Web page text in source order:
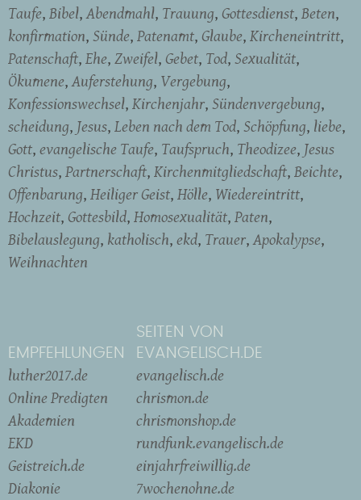
Taufe Bibel Abendmahl Trauung Gottesdienst Beten
konfirmation Sünde Patenamt Glaube Kircheneintritt
Patenschaft Ehe Zweifel Gebet Tod Sexualität
Ökumene Auferstehung Vergebung
Konfessionswechsel Kirchenjahr Sündenvergebung
scheidung Jesus Leben nach dem Tod Schöpfung liebe
Gott evangelische Taufe Taufspruch Theodizee Jesus
Christus Partnerschaft Kirchenmitgliedschaft Beichte
Offenbarung Heiliger Geist Hölle Wiedereintritt
Hochzeit Gottesbild Homosexualität Paten
Bibelauslegung katholisch ekd Trauer Apokalypse
Weihnachten
EMPFEHLUNGEN
luther2017.de
Online Predigten
Akademien
EKD
Geistreich.de
Diakonie
SEITEN VON
EVANGELISCH.DE
evangelisch.de
chrismon.de
chrismonshop.de
rundfunk.evangelisch.de
einjahrfreiwillig.de
7wochenohne.de